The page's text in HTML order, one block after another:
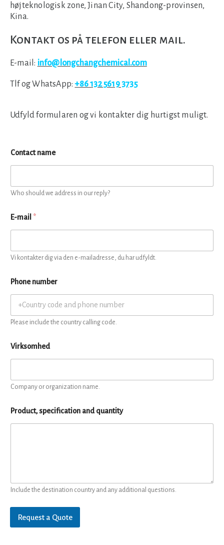
højteknologisk zone, Jinan City, Shandong-provinsen,
Kina.
Kontakt os på telefon eller mail.
E-mail: info@longchangchemical.com
Tlf og WhatsApp:+86 132 5619 3735
Udfyld formularen og vi kontakter dig hurtigst muligt.
Contact name
Who should we address in our reply?
E-mail *
Vi kontakter dig via den e-mailadresse, du har udfyldt.
Phone number
Please include the country calling code.
Virksomhed
Company or organization name.
Product, specification and quantity
Include the destination country and any additional questions.
Request a Quote